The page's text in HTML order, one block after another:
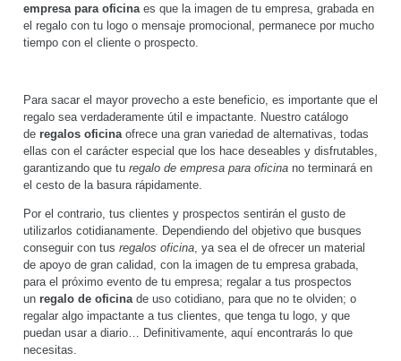
empresa para oficina es que la imagen de tu empresa, grabada en
el regalo con tu logo o mensaje promocional, permanece por mucho
tiempo con el cliente o prospecto.
Para sacar el mayor provecho a este beneficio, es importante que el
regalo sea verdaderamente útil e impactante. Nuestro catálogo
de regalos oficina ofrece una gran variedad de alternativas, todas
ellas con el carácter especial que los hace deseables y disfrutables,
garantizando que tu regalo de empresa para oficina no terminará en
el cesto de la basura rápidamente.
Por el contrario, tus clientes y prospectos sentirán el gusto de
utilizarlos cotidianamente. Dependiendo del objetivo que busques
conseguir con tus regalos oficina , ya sea el de ofrecer un material
de apoyo de gran calidad, con la imagen de tu empresa grabada,
para el próximo evento de tu empresa; regalar a tus prospectos
un regalo de oficina de uso cotidiano, para que no te olviden; o
regalar algo impactante a tus clientes, que tenga tu logo, y que
puedan usar a diario… Definitivamente, aquí encontrarás lo que
necesitas.